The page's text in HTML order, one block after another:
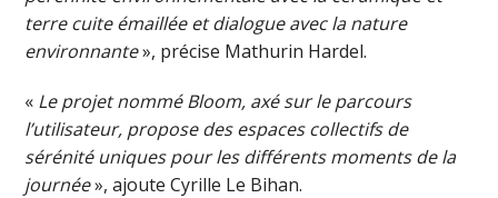
terre cuite émaillée et dialogue avec la nature
environnante», précise Mathurin Hardel.
« Le projet nommé Bloom, axé sur le parcours
l’utilisateur, propose des espaces collectifs de
sérénité uniques pour les différents moments de la
journée», ajoute Cyrille Le Bihan.